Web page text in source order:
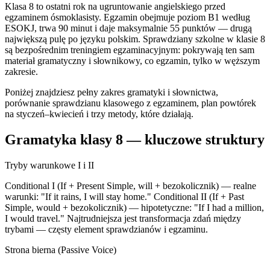
Klasa 8 to ostatni rok na ugruntowanie angielskiego przed
egzaminem ósmoklasisty. Egzamin obejmuje poziom B1 według
ESOKJ, trwa 90 minut i daje maksymalnie 55 punktów — drugą
największą pulę po języku polskim. Sprawdziany szkolne w klasie 8
są bezpośrednim treningiem egzaminacyjnym: pokrywają ten sam
materiał gramatyczny i słownikowy, co egzamin, tylko w węższym
zakresie.
Poniżej znajdziesz pełny zakres gramatyki i słownictwa,
porównanie sprawdzianu klasowego z egzaminem, plan powtórek
na styczeń–kwiecień i trzy metody, które działają.
Gramatyka klasy 8 — kluczowe struktury
Tryby warunkowe I i II
Conditional I (If + Present Simple, will + bezokolicznik) — realne
warunki: "If it rains, I will stay home." Conditional II (If + Past
Simple, would + bezokolicznik) — hipotetyczne: "If I had a million,
I would travel." Najtrudniejsza jest transformacja zdań między
trybami — częsty element sprawdzianów i egzaminu.
Strona bierna (Passive Voice)